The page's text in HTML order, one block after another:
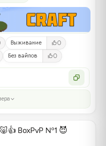
Выживание 0
Без вайпов 0
BoxPvP №1 😈